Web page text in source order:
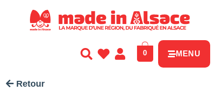
0 MENU
Retour